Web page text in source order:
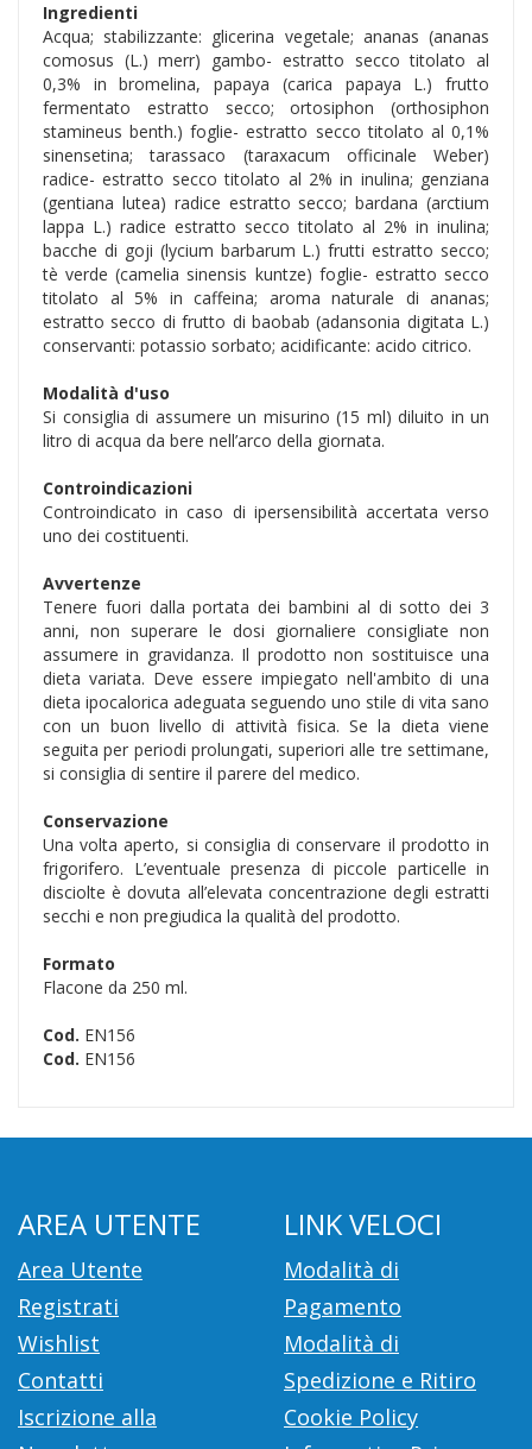
Ingredienti
Acqua; stabilizzante: glicerina vegetale; ananas (ananas
comosus (L.) merr) gambo- estratto secco titolato al
0,3% in bromelina, papaya (carica papaya L.) frutto
fermentato estratto secco; ortosiphon (orthosiphon
stamineus benth.) foglie- estratto secco titolato al 0,1%
sinensetina; tarassaco (taraxacum officinale Weber)
radice- estratto secco titolato al 2% in inulina; genziana
(gentiana lutea) radice estratto secco; bardana (arctium
lappa L.) radice estratto secco titolato al 2% in inulina;
bacche di goji (lycium barbarum L.) frutti estratto secco;
tè verde (camelia sinensis kuntze) foglie- estratto secco
titolato al 5% in caffeina; aroma naturale di ananas;
estratto secco di frutto di baobab (adansonia digitata L.)
conservanti: potassio sorbato; acidificante: acido citrico.
Modalità d'uso
Si consiglia di assumere un misurino (15 ml) diluito in un
litro di acqua da bere nell’arco della giornata.
Controindicazioni
Controindicato in caso di ipersensibilità accertata verso
uno dei costituenti.
Avvertenze
Tenere fuori dalla portata dei bambini al di sotto dei 3
anni, non superare le dosi giornaliere consigliate non
assumere in gravidanza. Il prodotto non sostituisce una
dieta variata. Deve essere impiegato nell'ambito di una
dieta ipocalorica adeguata seguendo uno stile di vita sano
con un buon livello di attività fisica. Se la dieta viene
seguita per periodi prolungati, superiori alle tre settimane,
si consiglia di sentire il parere del medico.
Conservazione
Una volta aperto, si consiglia di conservare il prodotto in
frigorifero. L’eventuale presenza di piccole particelle in
disciolte è dovuta all’elevata concentrazione degli estratti
secchi e non pregiudica la qualità del prodotto.
Formato
Flacone da 250 ml.
Cod. EN156
Cod. EN156
AREA UTENTE
Area Utente
Registrati
Wishlist
Contatti
Iscrizione alla
LINK VELOCI
Modalità di
Pagamento
Modalità di
Spedizione e Ritiro
Cookie Policy